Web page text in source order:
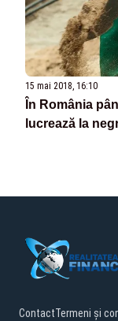
15 mai 2018, 16:10
În România
lucrează la
ContactTermeni și